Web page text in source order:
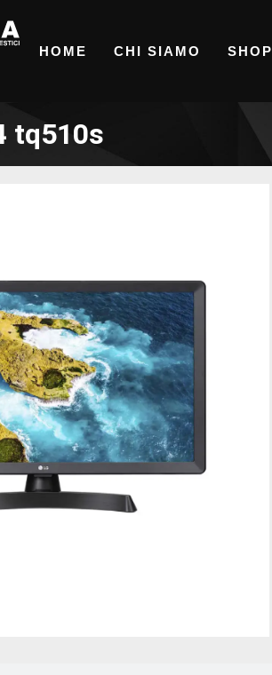
HOME CHI SIAMO SHOP
tq510s